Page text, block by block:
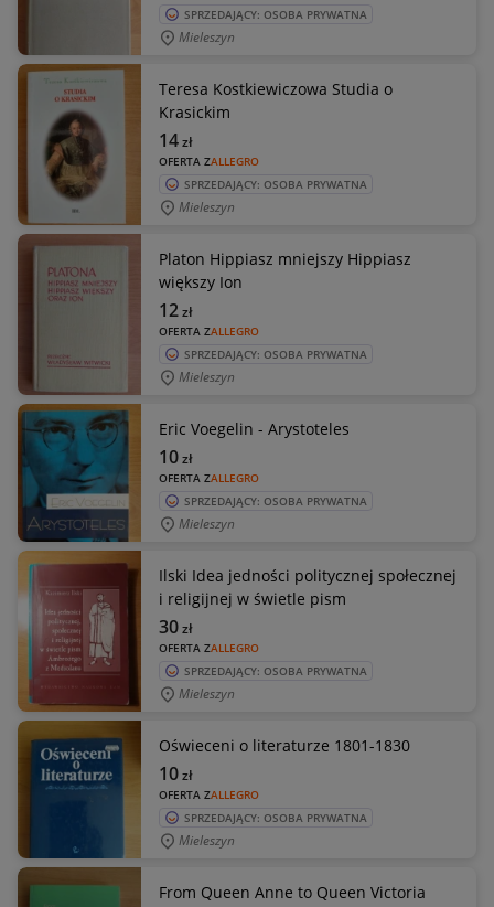
SPRZEDAJĄCY: OSOBA PRYWATNA
Mieleszyn
Teresa Kostkiewiczowa Studia o
Krasickim
OFERTA ZALLEGRO
14zł
SPRZEDAJĄCY: OSOBA PRYWATNA
Mieleszyn
Platon Hippiasz mniejszy Hippiasz
większy Ion
OFERTA ZALLEGRO
12zł
SPRZEDAJĄCY: OSOBA PRYWATNA
Mieleszyn
Eric Voegelin - Arystoteles
OFERTA ZALLEGRO
10zł
SPRZEDAJĄCY: OSOBA PRYWATNA
Mieleszyn
Ilski Idea jedności politycznej społecznej
i religijnej w świetle pism
OFERTA ZALLEGRO
30zł
SPRZEDAJĄCY: OSOBA PRYWATNA
Mieleszyn
Oświeceni o literaturze 1801-1830
OFERTA ZALLEGRO
10zł
SPRZEDAJĄCY: OSOBA PRYWATNA
Mieleszyn
From Queen Anne to Queen Victoria